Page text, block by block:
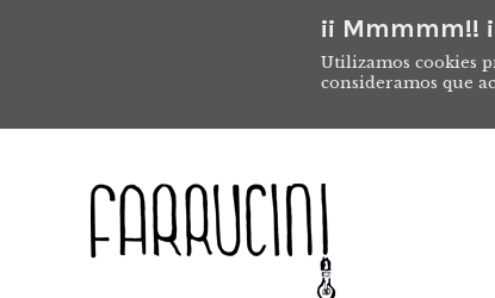
¡¡ Mmmmm!!
Utilizamos cookies
consideramos que